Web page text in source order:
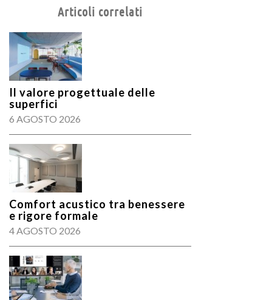
Articoli correlati
Il valore progettuale delle
superfici
6 AGOSTO 2026
Comfort acustico tra benessere
e rigore formale
4 AGOSTO 2026